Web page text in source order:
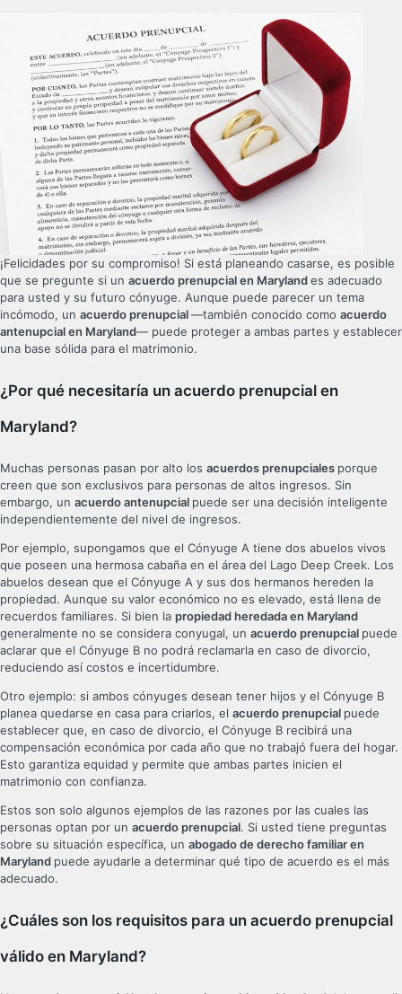
¡Felicidades por su compromiso! Si está planeando casarse, es posible
que se pregunte si un acuerdo prenupcial en Marylandes adecuado
para usted y su futuro cónyuge. Aunque puede parecer un tema
incómodo, un acuerdo prenupcial—también conocido como acuerdo
antenupcial en Maryland— puede proteger a ambas partes y establecer
una base sólida para el matrimonio.
¿Por qué necesitaría un acuerdo prenupcial en
Maryland?
Muchas personas pasan por alto los acuerdos prenupciales porque
creen que son exclusivos para personas de altos ingresos. Sin
embargo, un acuerdo antenupcial puede ser una decisión inteligente
independientemente del nivel de ingresos.
Por ejemplo, supongamos que el Cónyuge A tiene dos abuelos vivos
que poseen una hermosa cabaña en el área del Lago Deep Creek. Los
abuelos desean que el Cónyuge A y sus dos hermanos hereden la
propiedad. Aunque su valor económico no es elevado, está llena de
recuerdos familiares. Si bien la propiedad heredada en Maryland
generalmente no se considera conyugal, un acuerdo prenupcial puede
aclarar que el Cónyuge B no podrá reclamarla en caso de divorcio,
reduciendo así costos e incertidumbre.
Otro ejemplo: si ambos cónyuges desean tener hijos y el Cónyuge B
planea quedarse en casa para criarlos, el acuerdo prenupcial puede
establecer que, en caso de divorcio, el Cónyuge B recibirá una
compensación económica por cada año que no trabajó fuera del hogar.
Esto garantiza equidad y permite que ambas partes inicien el
matrimonio con confianza.
Estos son solo algunos ejemplos de las razones por las cuales las
personas optan por un acuerdo prenupcial. Si usted tiene preguntas
sobre su situación específica, un abogado de derecho familiar en
Maryland puede ayudarle a determinar qué tipo de acuerdo es el más
adecuado.
¿Cuáles son los requisitos para un acuerdo prenupcial
válido en Maryland?